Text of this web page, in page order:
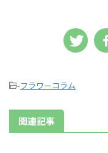
-フラワーコラム
関連記事